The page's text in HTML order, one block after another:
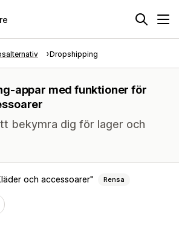
Dropshipping
appar med funktioner för
bekymra dig för lager och
och accessoarer Rensa